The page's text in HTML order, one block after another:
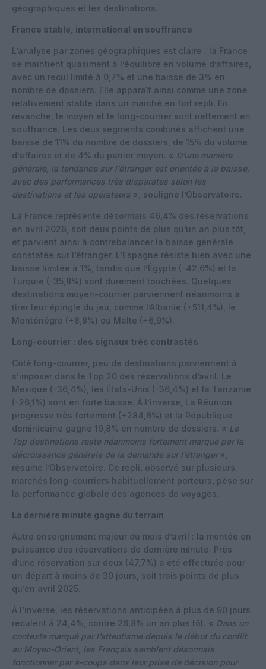
géographiques et les destinations.
France stable, international en souffrance
L’analyse par zones géographiques est claire : la France
se maintient quasiment à l’équilibre en volume d’affaires,
avec un recul limité à 0,7% et une baisse de 3% en
nombre de dossiers. Elle apparaît ainsi comme une zone
relativement stable dans un marché en fort repli. En
revanche, le moyen et le long-courrier sont nettement en
souffrance. Les deux segments combinés affichent une
baisse de 11% du nombre de dossiers, de 15% du volume
d’affaires et de 4% du panier moyen. « D’une manière
générale, la tendance sur l’étranger est orientée à la baisse,
avec des performances très disparates selon les
destinations et les opérateurs », souligne l’Observatoire.
La France représente désormais 46,4% des réservations
en avril 2026, soit deux points de plus qu’un an plus tôt,
et parvient ainsi à contrebalancer la baisse générale
constatée sur l’étranger. L’Espagne résiste bien avec une
baisse limitée à 1%, tandis que l’Égypte (-42,6%) et la
Turquie (-35,8%) sont durement touchées. Quelques
destinations moyen-courrier parviennent néanmoins à
tirer leur épingle du jeu, comme l’Albanie (+511,4%), le
Monténégro (+8,8%) ou Malte (+6,9%).
Long-courrier : des signaux très contrastés
Côté long-courrier, peu de destinations parviennent à
s’imposer dans le Top 20 des réservations d’avril. Le
Mexique (-36,4%), les États-Unis (-36,4%) et la Tanzanie
(-26,1%) sont en forte baisse. À l’inverse, La Réunion
progresse très fortement (+284,6%) et la République
dominicaine gagne 19,8% en nombre de dossiers. « Le
Top destinations reste néanmoins fortement marqué par la
décroissance générale de la demande sur l’étranger»,
résume l’Observatoire. Ce repli, observé sur plusieurs
marchés long-courriers habituellement porteurs, pèse sur
la performance globale des agences de voyages.
La dernière minute gagne du terrain
Autre enseignement majeur du mois d’avril : la montée en
puissance des réservations de dernière minute. Près
d’une réservation sur deux (47,7%) a été effectuée pour
un départ à moins de 30 jours, soit trois points de plus
qu’en avril 2025.
À l’inverse, les réservations anticipées à plus de 90 jours
reculent à 24,4%, contre 26,8% un an plus tôt. « Dans un
contexte marqué par l’attentisme depuis le début du conflit
au Moyen-Orient, les Français semblent désormais
fonctionner par à-coups dans leur prise de décision pour